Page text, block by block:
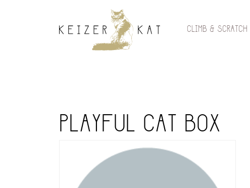
CLIMB & SCRATCH
PLAYFUL CAT BOX